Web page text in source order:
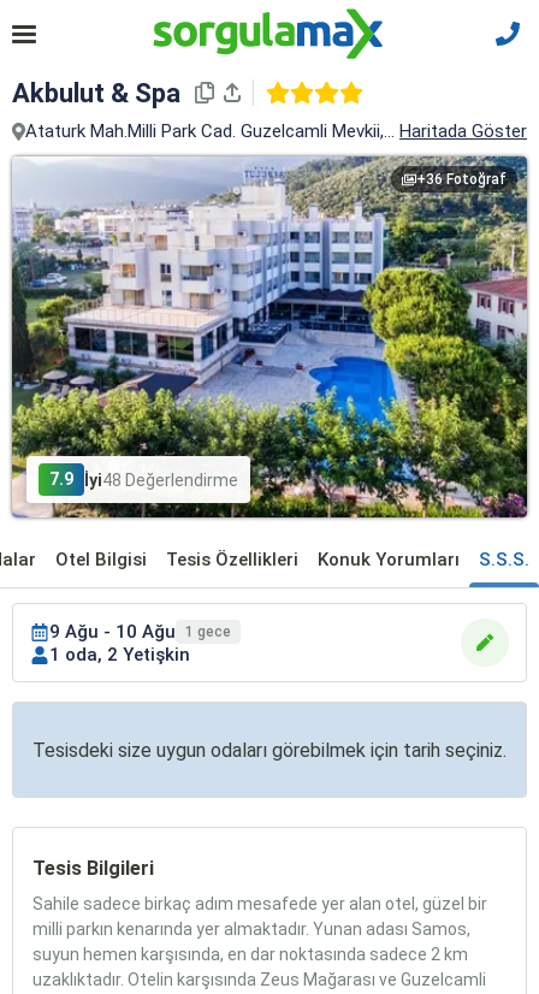
Akbulut & Spa
Ataturk Mah.Milli Park Cad. Guzelcamli Mevkii, 47, Kuşadası,
Haritada Göster
7.9 İyi48 Değerlendirme
+36 Fotoğraf
Otel Bilgisi Tesis Özellikleri Konuk Yorumları S.S.S.
9 Ağu - 10 Ağu 1 gece
1 oda, 2 Yetişkin
Tesisdeki size uygun odaları görebilmek için tarih seçiniz.
Tesis Bilgileri
Sahile sadece birkaç adım mesafede yer alan otel, güzel bir
milli parkın kenarında yer almaktadır. Yunan adası Samos,
suyun hemen karşısında, en dar noktasında sadece 2 km
uzaklıktadır. Otelin karşısında Zeus Mağarası ve Guzelcamli